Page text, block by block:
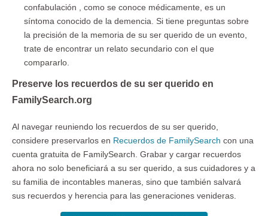
confabulación , como se conoce médicamente, es un
síntoma conocido de la demencia. Si tiene preguntas sobre
la precisión de la memoria de su ser querido de un evento,
trate de encontrar un relato secundario con el que
compararlo.
Preserve los recuerdos de su ser querido en
FamilySearch.org
Al navegar reuniendo los recuerdos de su ser querido,
considere preservarlos en Recuerdos de FamilySearch con una
cuenta gratuita de FamilySearch. Grabar y cargar recuerdos
ahora no solo beneficiará a su ser querido, a sus cuidadores y a
su familia de incontables maneras, sino que también salvará
sus recuerdos y herencia para las generaciones venideras.